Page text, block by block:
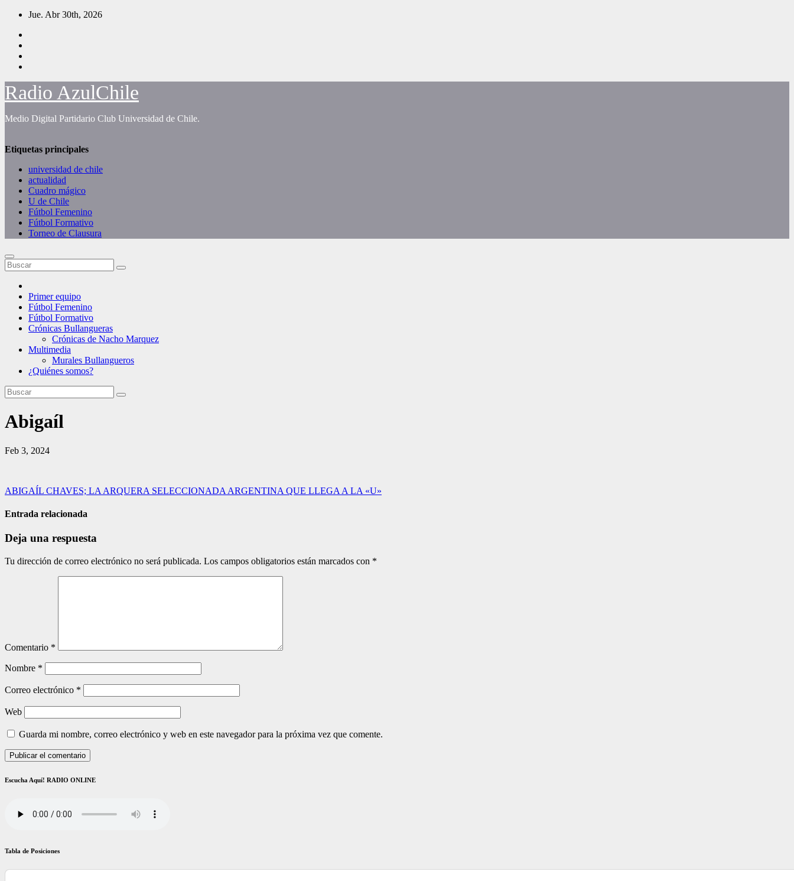
Saltar
contenido
Jue. Abr 30th, 2026
Radio AzulChile
Medio Digital Partidario Club Universidad de Chile.
Etiquetas principales
universidad de chile
actualidad
Cuadro mágico
U de Chile
Fútbol Femenino
Fútbol Formativo
Torneo de Clausura
Primer equipo
Fútbol Femenino
Fútbol Formativo
Crónicas Bullangueras
Crónicas de Nacho Marquez
Multimedia
Murales Bullangueros
¿Quiénes somos?
Abigaíl
Feb 3, 2024
Navegación
de
ABIGAÍL CHAVES; LA ARQUERA SELECCIONADA ARGENTINA QUE LLEGA A LA «U»
Entrada relacionada
Deja una respuesta
Tu dirección de correo electrónico no será publicada. Los campos obligatorios están marcados con *
Comentario *
Nombre *
Correo electrónico *
Web
Guarda mi nombre, correo electrónico y web en este navegador para la próxima vez que comente.
Escucha Aquí! RADIO ONLINE
Tabla de Posiciones